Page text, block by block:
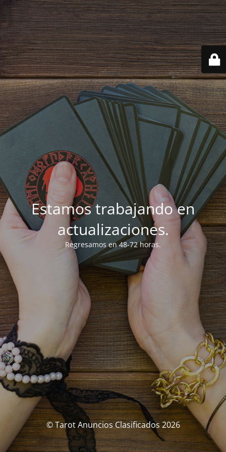
Estamos trabajando en
actualizaciones.
Regresamos en 48-72 horas.
© Tarot Anuncios Clasificados 2026